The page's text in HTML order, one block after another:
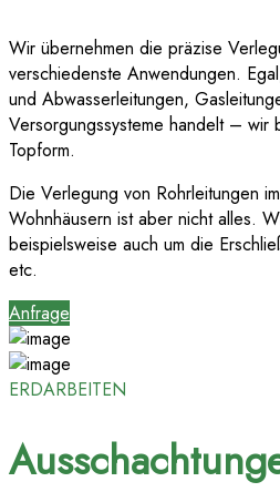
Wir übernehmen die präzise
verschiedenste Anwendungen.
und Abwasserleitungen,
Versorgungssysteme handelt – wir
Topform.
Die Verlegung von Rohrleitungen
Wohnhäusern ist aber nicht alles.
beispielsweise auch um die
etc.
Anfrage
ERDARBEITEN